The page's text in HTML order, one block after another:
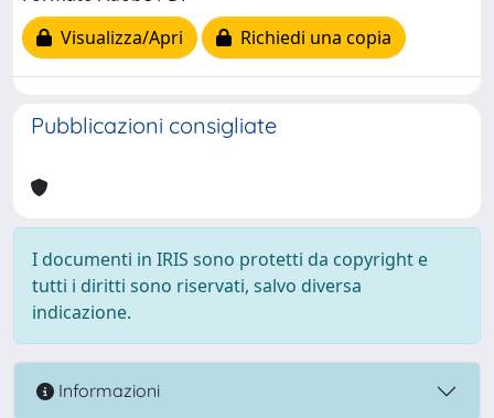
Visualizza/Apri
Richiedi una copia
Pubblicazioni consigliate
I documenti in IRIS sono protetti da copyright e
tutti i diritti sono riservati, salvo diversa
indicazione.
Informazioni